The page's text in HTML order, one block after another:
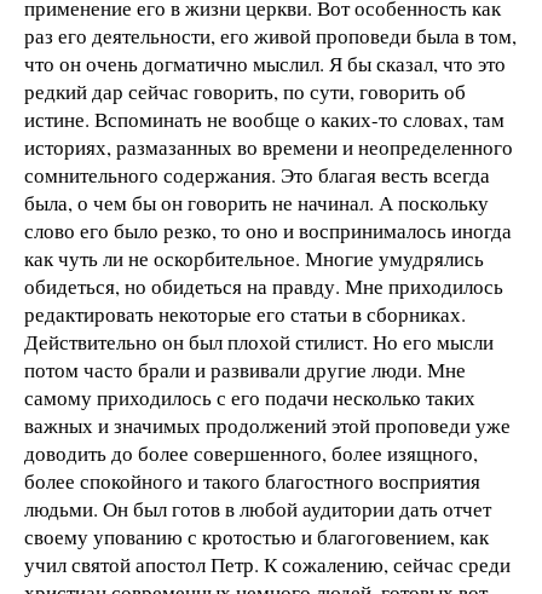
применение его в жизни церкви. Вот особенность как
раз его деятельности, его живой проповеди была в том,
что он очень догматично мыслил. Я бы сказал, что это
редкий дар сейчас говорить, по сути, говорить об
истине. Вспоминать не вообще о каких-то словах, там
историях, размазанных во времени и неопределенного
сомнительного содержания. Это благая весть всегда
была, о чем бы он говорить не начинал. А поскольку
слово его было резко, то оно и воспринималось иногда
как чуть ли не оскорбительное. Многие умудрялись
обидеться, но обидеться на правду. Мне приходилось
редактировать некоторые его статьи в сборниках.
Действительно он был плохой стилист. Но его мысли
потом часто брали и развивали другие люди. Мне
самому приходилось с его подачи несколько таких
важных и значимых продолжений этой проповеди уже
доводить до более совершенного, более изящного,
более спокойного и такого благостного восприятия
людьми. Он был готов в любой аудитории дать отчет
своему упованию с кротостью и благоговением, как
учил святой апостол Петр. К сожалению, сейчас среди